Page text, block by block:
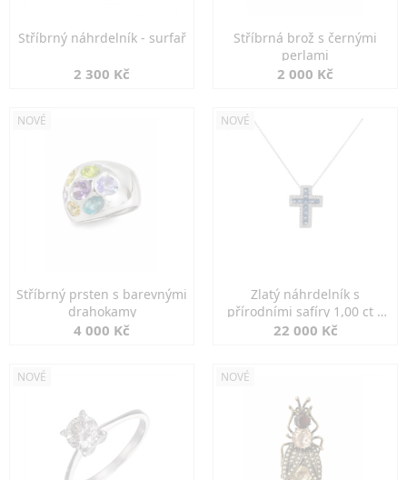
Stříbrný náhrdelník - surfař
2 300 Kč
Stříbrná brož s černými
perlami
2 000 Kč
NOVÉ
Stříbrný prsten s barevnými
drahokamy
4 000 Kč
NOVÉ
Zlatý náhrdelník s
přírodními safíry 1,00 ct a
diamanty
22 000 Kč
NOVÉ NOVÉ